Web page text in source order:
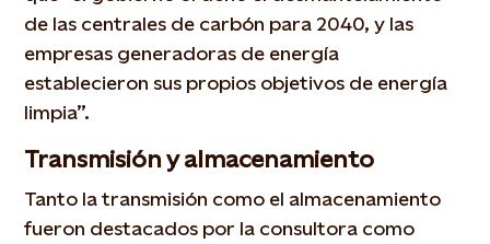
de las centrales de carbón para 2040, y las
empresas generadoras de energía
establecieron sus propios objetivos de energía
limpia”.
Transmisión y almacenamiento
Tanto la transmisión como el almacenamiento
fueron destacados por la consultora como